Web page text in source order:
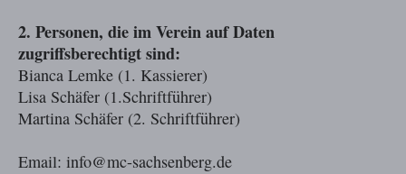
2. Personen, die im Verein auf Daten
zugriffsberechtigt sind:
Bianca Lemke (1. Kassierer)
Lisa Schäfer (1.Schriftführer)
Martina Schäfer (2. Schriftführer)
Email: info@mc-sachsenberg.de